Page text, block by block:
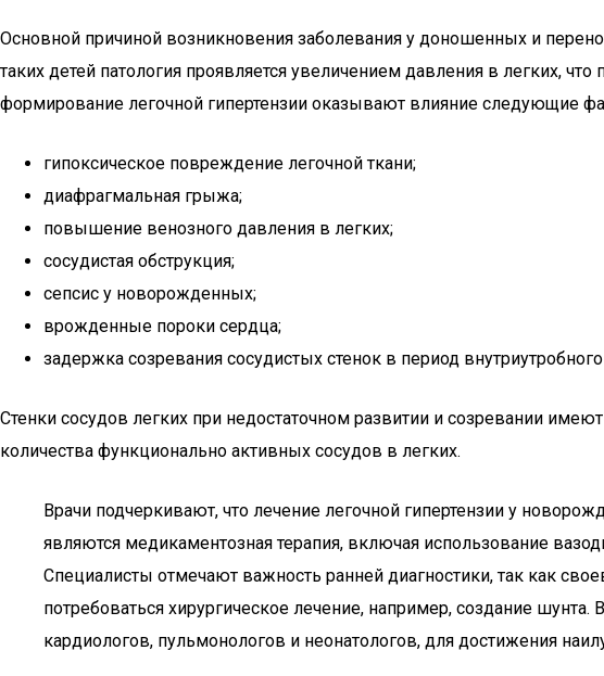
Основной причиной возникновения заболевания у доношенных и
таких детей патология проявляется увеличением давления в легких,
формирование легочной гипертензии оказывают влияние следующие
гипоксическое повреждение легочной ткани;
диафрагмальная грыжа;
повышение венозного давления в легких;
сосудистая обструкция;
сепсис у новорожденных;
врожденные пороки сердца;
задержка созревания сосудистых стенок в период внутриутробного
Стенки сосудов легких при недостаточном развитии и созревании
количества функционально активных сосудов в легких.
Врачи подчеркивают, что лечение легочной гипертензии у
являются медикаментозная терапия, включая использование
Специалисты отмечают важность ранней диагностики, так как
потребоваться хирургическое лечение, например, создание
кардиологов, пульмонологов и неонатологов, для достижения